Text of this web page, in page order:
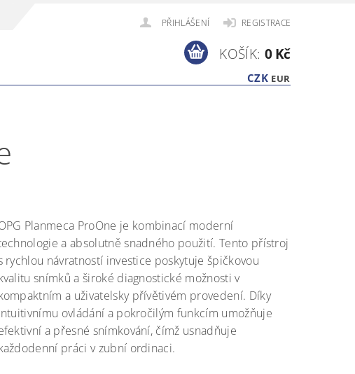
PŘIHLÁŠENÍ REGISTRACE
CZK EUR
KOŠÍK: 0 Kč
Planmeca ProOne je kombinací moderní
a absolutně snadného použití. Tento přístroj
rychlou návratností investice poskytuje špičkovou
snímků a široké diagnostické možnosti v
a uživatelsky přívětivém provedení. Díky
ovládání a pokročilým funkcím umožňuje
a přesné snímkování, čímž usnadňuje
práci v zubní ordinaci.